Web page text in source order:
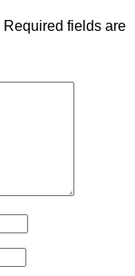
Required fields are